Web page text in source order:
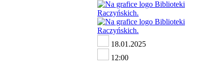
18.01.2025
12:00